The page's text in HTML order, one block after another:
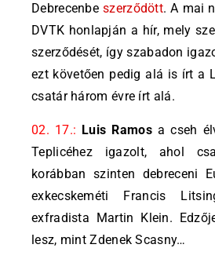
Debrecenbe szerződött. A mai
DVTK honlapján a hír, mely
szerződését, így szabadon
ezt követően pedig alá is írt a
csatár három évre írt alá.
02. 17.: Luis Ramos a cseh
Teplicéhez igazolt, ahol
korábban szinten debreceni
exkecskeméti Francis
exfradista Martin Klein.
lesz, mint Zdenek Scasny…